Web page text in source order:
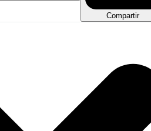
Compartir